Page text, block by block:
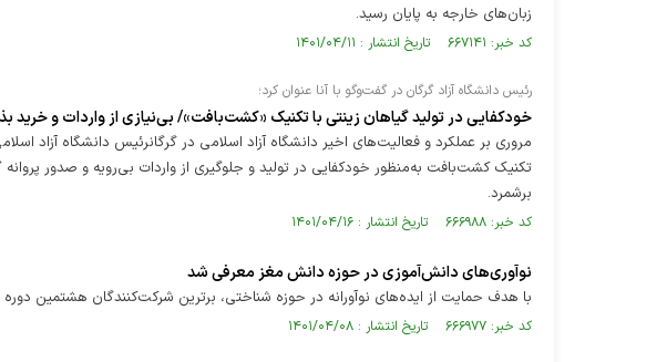
زبان‌های خارجه به پایان رسید.
کد خبر: ۶۶۷۱۴۱ تاریخ انتشار : ۱۴۰۱/۰۴/۱۱
رئیس دانشگاه آزاد گرگان در گفت‌وگو با آنا عنوان کرد؛
خودکفایی در تولید گیاهان زینتی با تکنیک «کشت‌بافت»/ بی‌نیازی از واردات و خرید
مروری بر عملکرد و فعالیت‌های اخیر دانشگاه آزاد اسلامی در گرگانرئیس دانشگاه آزاد
تکنیک کشت‌بافت به‌منظور خودکفایی در تولید و جلوگیری از واردات بی‌رویه و صدور
برشمرد.
کد خبر: ۶۶۶۹۸۸ تاریخ انتشار : ۱۴۰۱/۰۴/۱۶
نوآوری‌های دانش‌آموزی در حوزه دانش مغز معرفی شد
با هدف حمایت از ایده‌های نوآورانه در حوزه شناختی، برترین شرکت‌کنندگان هشتمین
کد خبر: ۶۶۶۹۷۷ تاریخ انتشار : ۱۴۰۱/۰۴/۰۸